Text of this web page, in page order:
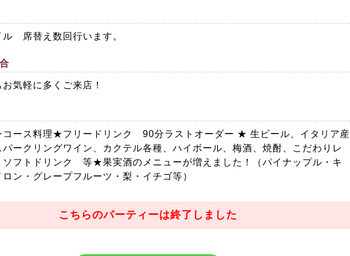
ル 席替え数回行います。
気軽に多くご来店！
コース料理★フリードリンク 90分ラストオーダー ★ 生ビール、イタリア産
パークリングワイン、カクテル各種、ハイボール、梅酒、焼酎、こだわりレ
ソフトドリンク 等★果実酒のメニューが増えました！（パイナップル・キ
ン・グレープフルーツ・梨・イチゴ等）
こちらのパーティーは終了しました